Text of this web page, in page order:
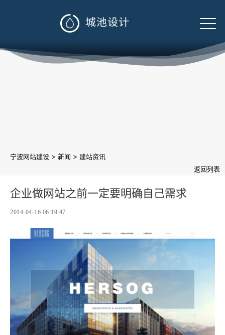

宁波网站建设 > 新闻 > 建站资讯
返回列表
企业做网站之前一定要明确自己需求
2014-04-16 06:19:47